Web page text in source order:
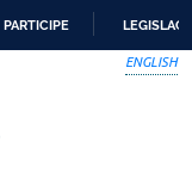
PARTICIPE
ENGLISH